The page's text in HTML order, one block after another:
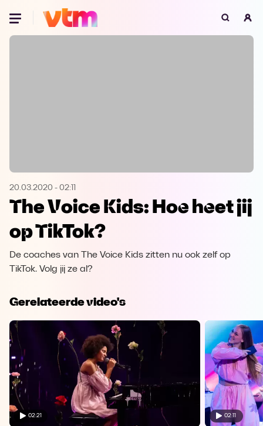
Oeps, browser niet ondersteund
Microsoft Edge Download
Opera
20.03.2020 - 02:11
The Voice Kids: Hoe heet jij
op TikTok?
De coaches van The Voice Kids zitten nu ook zelf op
TikTok. Volg jij ze al?
Gerelateerde video's
02:21 02:11